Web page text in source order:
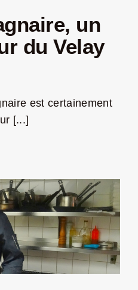
un
du Velay
est certainement
[...]